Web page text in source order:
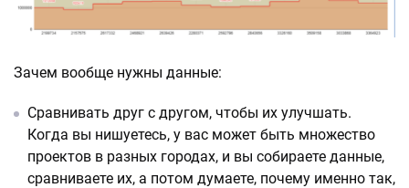
Зачем вообще нужны данные:
Сравнивать друг с другом, чтобы их улучшать.
Когда вы нишуетесь, у вас может быть множество
проектов в разных городах, и вы собираете данные,
сравниваете их, а потом думаете, почему именно так,